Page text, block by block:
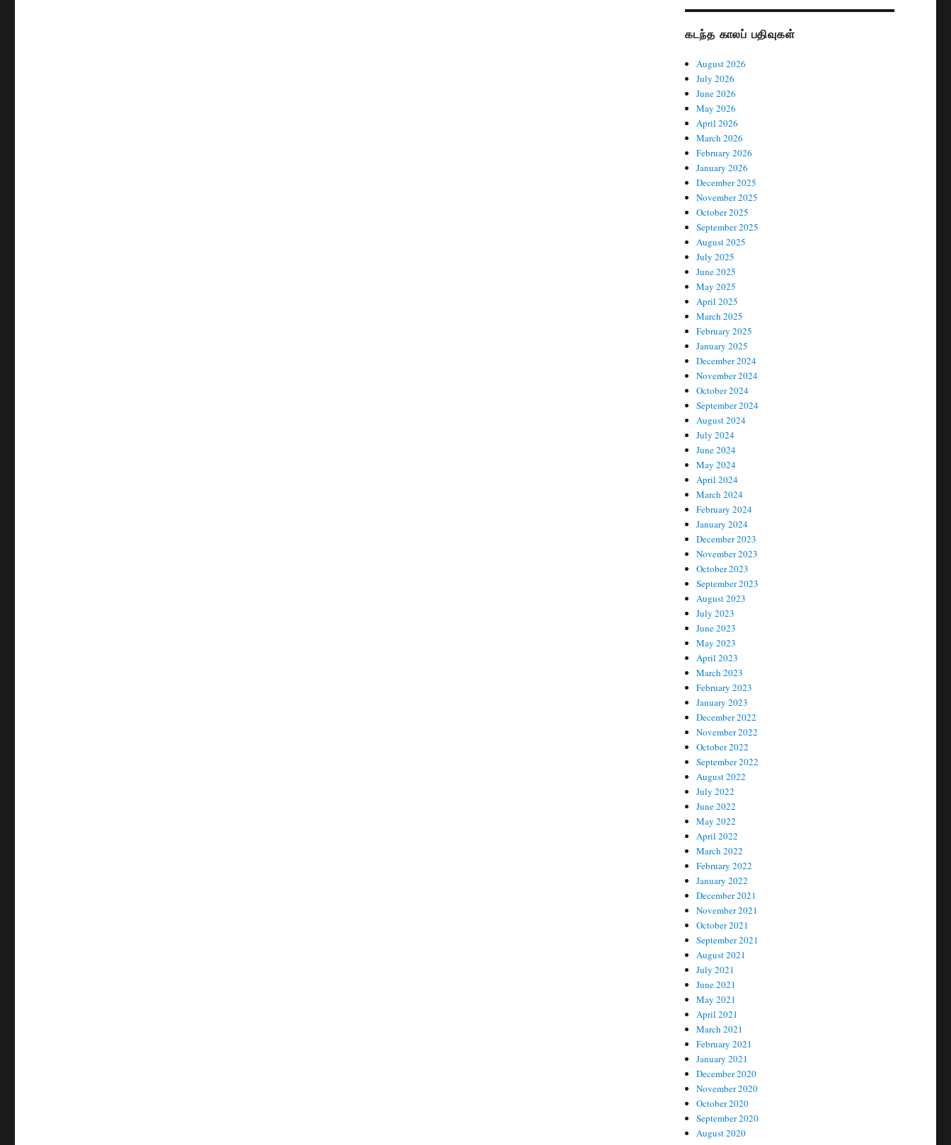
கடந்த காலப் பதிவுகள்
August 2026
July 2026
June 2026
May 2026
April 2026
March 2026
February 2026
January 2026
December 2025
November 2025
October 2025
September 2025
August 2025
July 2025
June 2025
May 2025
April 2025
March 2025
February 2025
January 2025
December 2024
November 2024
October 2024
September 2024
August 2024
July 2024
June 2024
May 2024
April 2024
March 2024
February 2024
January 2024
December 2023
November 2023
October 2023
September 2023
August 2023
July 2023
June 2023
May 2023
April 2023
March 2023
February 2023
January 2023
December 2022
November 2022
October 2022
September 2022
August 2022
July 2022
June 2022
May 2022
April 2022
March 2022
February 2022
January 2022
December 2021
November 2021
October 2021
September 2021
August 2021
July 2021
June 2021
May 2021
April 2021
March 2021
February 2021
January 2021
December 2020
November 2020
October 2020
September 2020
August 2020